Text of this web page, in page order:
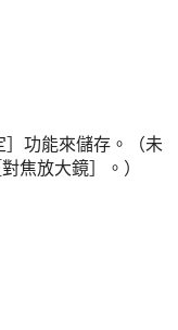
功能來儲存。（未
對焦放大鏡］ 。）